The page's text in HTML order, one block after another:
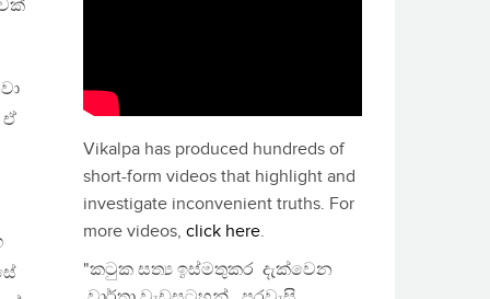
ඒ
Vikalpa has produced hundreds of
short-form videos that highlight and
investigate inconvenient truths. For
more videos, click here.
"කටුක සත්‍ය ඉස්මතුකර දැක්වෙන